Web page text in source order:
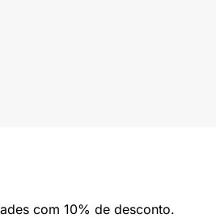
com 10% de desconto.